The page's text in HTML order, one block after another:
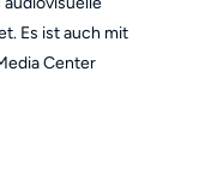
Es ist auch mit
Center